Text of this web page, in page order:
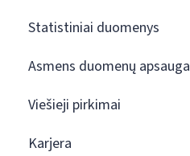
Statistiniai duomenys
Asmens duomenų apsauga
Viešieji pirkimai
Karjera